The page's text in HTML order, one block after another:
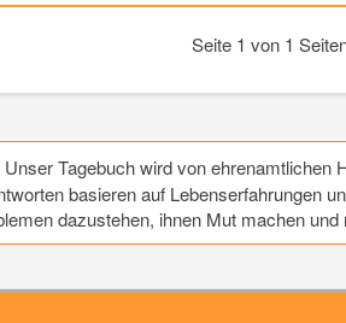
Seite 1 von 1
Unser Tagebuch wird von ehrenamtlichen
basieren auf Lebenserfahrungen
dazustehen, ihnen Mut machen und